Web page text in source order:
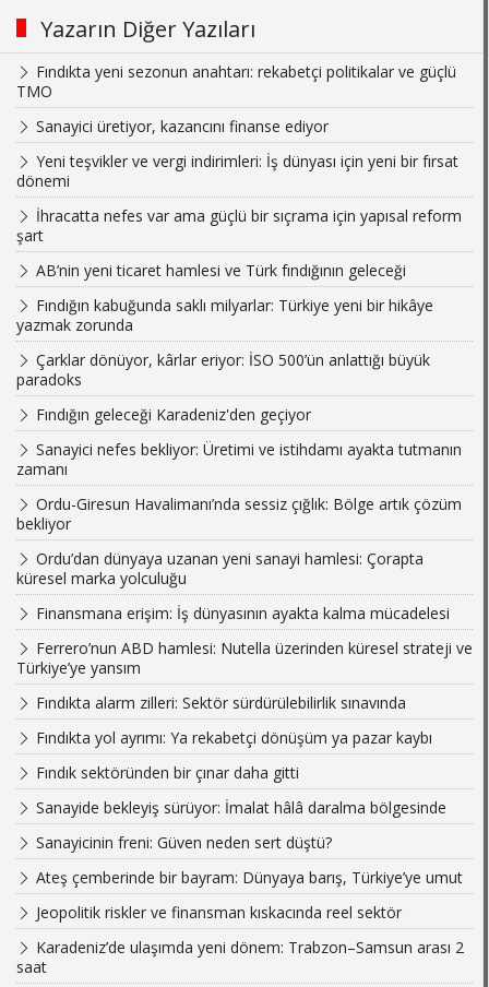
Yazarın Diğer Yazıları
Fındıkta yeni sezonun anahtarı: rekabetçi politikalar ve güçlü
TMO
Sanayici üretiyor, kazancını finanse ediyor
Yeni teşvikler ve vergi indirimleri: İş dünyası için yeni bir fırsat
dönemi
İhracatta nefes var ama güçlü bir sıçrama için yapısal reform
şart
AB’nin yeni ticaret hamlesi ve Türk fındığının geleceği
Fındığın kabuğunda saklı milyarlar: Türkiye yeni bir hikâye
yazmak zorunda
Çarklar dönüyor, kârlar eriyor: İSO 500’ün anlattığı büyük
paradoks
Fındığın geleceği Karadeniz'den geçiyor
Sanayici nefes bekliyor: Üretimi ve istihdamı ayakta tutmanın
zamanı
Ordu-Giresun Havalimanı’nda sessiz çığlık: Bölge artık çözüm
bekliyor
Ordu’dan dünyaya uzanan yeni sanayi hamlesi: Çorapta
küresel marka yolculuğu
Finansmana erişim: İş dünyasının ayakta kalma mücadelesi
Ferrero’nun ABD hamlesi: Nutella üzerinden küresel strateji ve
Türkiye’ye yansım
Fındıkta alarm zilleri: Sektör sürdürülebilirlik sınavında
Fındıkta yol ayrımı: Ya rekabetçi dönüşüm ya pazar kaybı
Fındık sektöründen bir çınar daha gitti
Sanayide bekleyiş sürüyor: İmalat hâlâ daralma bölgesinde
Sanayicinin freni: Güven neden sert düştü?
Ateş çemberinde bir bayram: Dünyaya barış, Türkiye’ye umut
Jeopolitik riskler ve finansman kıskacında reel sektör
Karadeniz’de ulaşımda yeni dönem: Trabzon–Samsun arası 2
saat